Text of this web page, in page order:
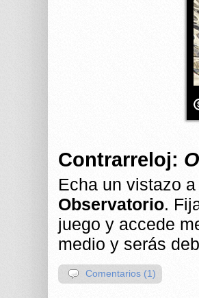
Contrarreloj:
Echa un vistazo
Observatorio.
juego y accede
medio y serás
Comentarios (1)